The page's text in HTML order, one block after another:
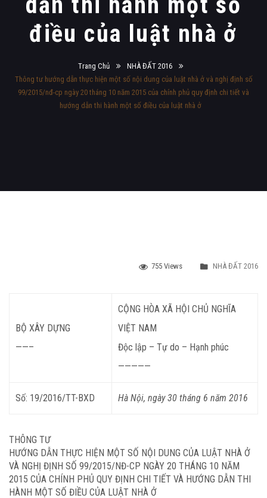
điều của luật nhà ở
Trang Chủ
NHÀ ĐẤT 2016
Thông tư hướng dẫn thực hiện một số nội dung của luật nhà ở và nghị định số
99/2015/nđ-cp ngày 20 tháng 10 năm 2015 của chính phủ quy định chi tiết và
hướng dẫn thi hành một số điều của luật nhà ở
755 Views NHÀ ĐẤT 2016
BỘ XÂY DỰNG
——–
CỘNG HÒA XÃ HỘI CHỦ NGHĨA
VIỆT NAM
Độc lập – Tự do – Hạnh phúc
—————
Số: 19/2016/TT-BXD Hà Nội, ngày 30 tháng 6 năm 2016
THÔNG TƯ
HƯỚNG DẪN THỰC HIỆN MỘT SỐ NỘI DUNG CỦA LUẬT NHÀ Ở
VÀ NGHỊ ĐỊNH SỐ 99/2015/NĐ-CP NGÀY 20 THÁNG 10 NĂM
2015 CỦA CHÍNH PHỦ QUY ĐỊNH CHI TIẾT VÀ HƯỚNG DẪN THI
HÀNH MỘT SỐ ĐIỀU CỦA LUẬT NHÀ Ở